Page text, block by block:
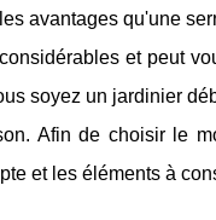
avantages qu'une
et peut
soyez un jardinier
Afin de choisir le
et les éléments à